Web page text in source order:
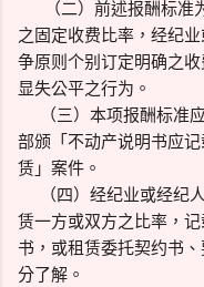
（二）前述报酬标准
之固定收费比率，经纪
争原则个别订定明确之
显失公平之行为。
（三）本项报酬标准
部颁「不动产说明书应
赁」案件。
（四）经纪业或经纪
赁一方或双方之比率，
书，或租赁委托契约书
分了解。